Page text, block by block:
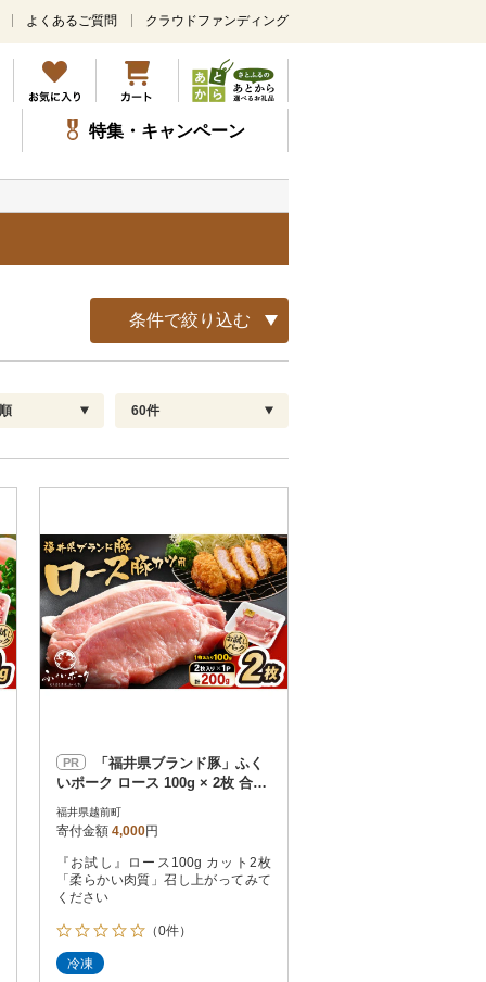
メ
ン
コ
ン
テ
ツ
ッ
よくあるご質問 クラウドファンディング
特集・キャンペーン
条件で絞り込む
配送指定 解除
お届け日時指定可
お届け時間帯指定可
その他 解除
さとふる限定のお礼品
定期便
さとふるアプリdeワンストップ申請
対象
順
高い順
低い順
60件
60
120
PR
いポーク ロース 100g × 2枚 合計
200g
福井県越前町
寄付金額 4,000円
『お試し』ロース100g カット2枚
「柔らかい肉質」召し上がってみて
ください
（0件）
冷凍